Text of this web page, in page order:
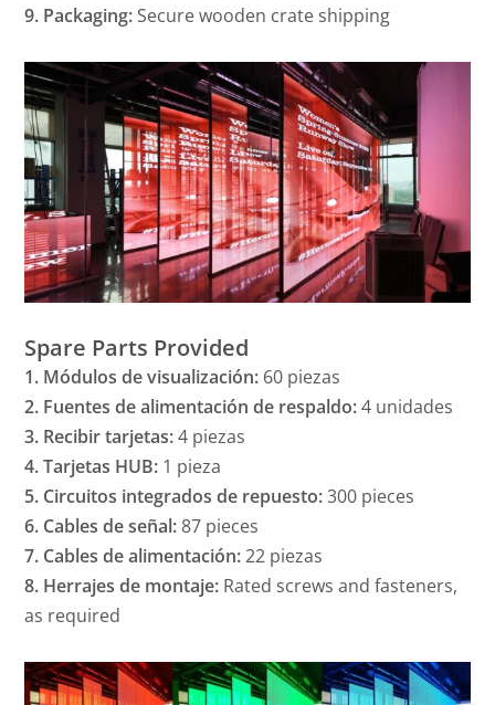
9. Packaging: Secure wooden crate shipping
Spare Parts Provided
1. Módulos de visualización: 60 piezas
2. Fuentes de alimentación de respaldo:4 unidades
3. Recibir tarjetas:4 piezas
4. Tarjetas HUB: 1 pieza
5. Circuitos integrados de repuesto:300 pieces
6. Cables de señal:87 pieces
7. Cables de alimentación:22 piezas
8. Herrajes de montaje: Rated screws and fasteners,
as required